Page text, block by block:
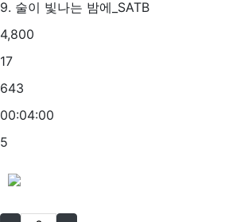
9. 술이 빛나는 밤에_SATB
4,800
17
643
00:04:00
5